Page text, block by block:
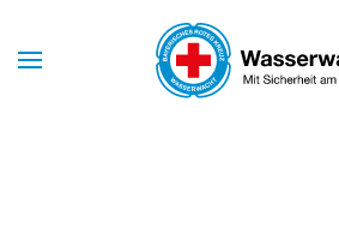
Skip to main content